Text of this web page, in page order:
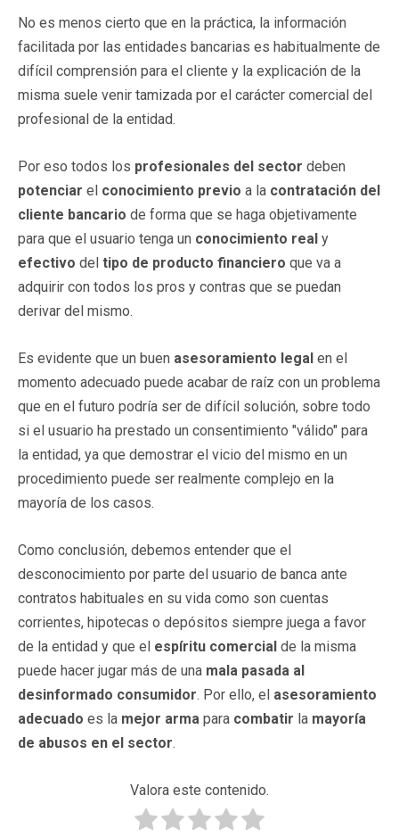
No es menos cierto que en la práctica, la información
facilitada por las entidades bancarias es habitualmente de
difícil comprensión para el cliente y la explicación de la
misma suele venir tamizada por el carácter comercial del
profesional de la entidad.
Por eso todos los profesionales del sector deben
potenciar el conocimiento previo a la contratación del
cliente bancario de forma que se haga objetivamente
para que el usuario tenga un conocimiento real y
efectivo del tipo de producto financiero que va a
adquirir con todos los pros y contras que se puedan
derivar del mismo.
Es evidente que un buen asesoramiento legal en el
momento adecuado puede acabar de raíz con un problema
que en el futuro podría ser de difícil solución, sobre todo
si el usuario ha prestado un consentimiento "válido" para
la entidad, ya que demostrar el vicio del mismo en un
procedimiento puede ser realmente complejo en la
mayoría de los casos.
Como conclusión, debemos entender que el
desconocimiento por parte del usuario de banca ante
contratos habituales en su vida como son cuentas
corrientes, hipotecas o depósitos siempre juega a favor
de la entidad y que el espíritu comercial de la misma
puede hacer jugar más de una mala pasada al
desinformado consumidor. Por ello, el asesoramiento
adecuado es la mejor arma para combatir la mayoría
de abusos en el sector.
Valora este contenido.